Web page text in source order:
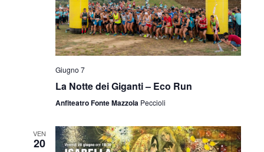
Giugno 7
La Notte dei Giganti – Eco Run
Anfiteatro Fonte Mazzola Peccioli
VEN
20